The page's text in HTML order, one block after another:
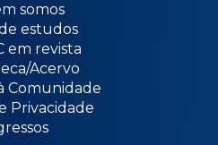
somos
estudos
em revista
Acervo
Comunidade
Privacidade